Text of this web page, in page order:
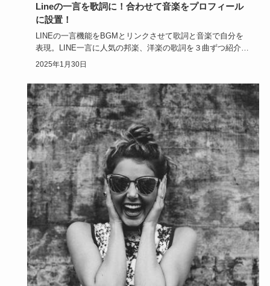
Lineの一言を歌詞に！合わせて音楽をプロフィール
に設置！
LINEの一言機能をBGMとリンクさせて歌詞と音楽で自分を
表現。LINE一言に人気の邦楽、洋楽の歌詞を３曲ずつ紹介し
ます。…
2025年1月30日